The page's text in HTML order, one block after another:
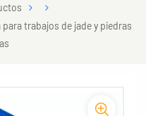
trabajos de jade y piedras